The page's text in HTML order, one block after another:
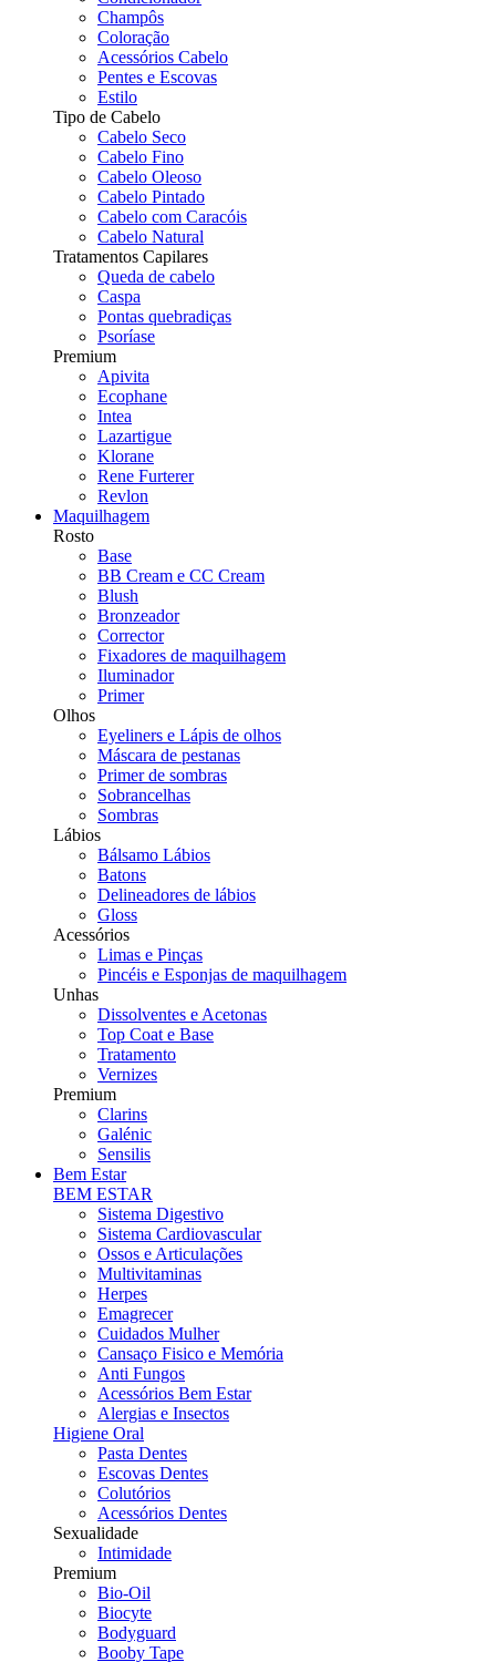
Champôs
Coloração
Acessórios Cabelo
Pentes e Escovas
Estilo
Tipo de Cabelo
Cabelo Seco
Cabelo Fino
Cabelo Oleoso
Cabelo Pintado
Cabelo com Caracóis
Cabelo Natural
Tratamentos Capilares
Queda de cabelo
Caspa
Pontas quebradiças
Psoríase
Premium
Apivita
Ecophane
Intea
Lazartigue
Klorane
Rene Furterer
Revlon
Maquilhagem
Rosto
Base
BB Cream e CC Cream
Blush
Bronzeador
Corrector
Fixadores de maquilhagem
Iluminador
Primer
Olhos
Eyeliners e Lápis de olhos
Máscara de pestanas
Primer de sombras
Sobrancelhas
Sombras
Lábios
Bálsamo Lábios
Batons
Delineadores de lábios
Gloss
Acessórios
Limas e Pinças
Pincéis e Esponjas de maquilhagem
Unhas
Dissolventes e Acetonas
Top Coat e Base
Tratamento
Vernizes
Premium
Clarins
Galénic
Sensilis
Bem Estar
BEM ESTAR
Sistema Digestivo
Sistema Cardiovascular
Ossos e Articulações
Multivitaminas
Herpes
Emagrecer
Cuidados Mulher
Cansaço Fisico e Memória
Anti Fungos
Acessórios Bem Estar
Alergias e Insectos
Higiene Oral
Pasta Dentes
Escovas Dentes
Colutórios
Acessórios Dentes
Sexualidade
Intimidade
Premium
Bio-Oil
Biocyte
Bodyguard
Booby Tape